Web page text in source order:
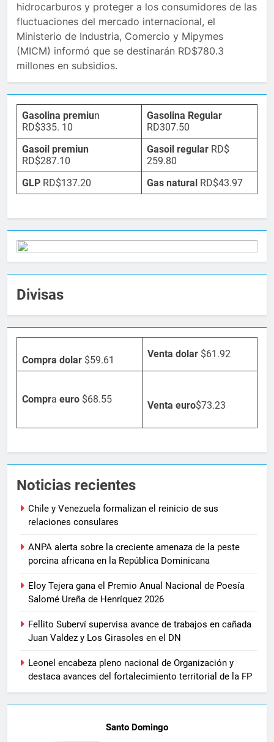
hidrocarburos y proteger a los consumidores de las
fluctuaciones del mercado internacional, el
Ministerio de Industria, Comercio y Mipymes
(MICM) informó que se destinarán RD$780.3
millones en subsidios.
Gasolina premiun
RD$335. 10
Gasolina Regular
RD307.50
Gasoil premiun
RD$287.10
Gasoil regular RD$
259.80
GLP RD$137.20 Gas natural RD$43.97
Divisas
Compra dolar $59.61
Venta dolar $61.92
Compra euro $68.55
Venta euro$73.23
Noticias recientes
Chile y Venezuela formalizan el reinicio de sus
relaciones consulares
ANPA alerta sobre la creciente amenaza de la peste
porcina africana en la República Dominicana
Eloy Tejera gana el Premio Anual Nacional de Poesía
Salomé Ureña de Henríquez 2026
Fellito Suberví supervisa avance de trabajos en cañada
Juan Valdez y Los Girasoles en el DN
Leonel encabeza pleno nacional de Organización y
destaca avances del fortalecimiento territorial de la FP
Santo Domingo